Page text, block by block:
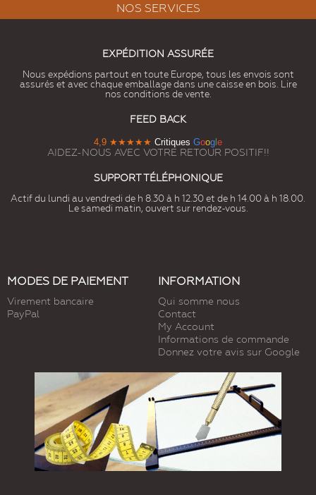
NOS SERVICES
EXPÉDITION ASSURÉE
Nous expédions partout en toute Europe, tous les envois sont
assurés et avec chaque emballage dans une caisse en bois. Lire
nos conditions de vente.
FEED BACK
4,9 ★★★★★ Critiques Goog e
AIDEZ-NOUS AVEC VOTRE RETOUR POSITIF!!
SUPPORT TÉLÉPHONIQUE
Actif du lundi au vendredi de h 8.30 à h 12.30 et de h 14.00 à h 18.00.
Le samedi matin, ouvert sur rendez-vous.
MODES DE PAIEMENT
Virement bancaire
PayPal
INFORMATION
Qui somme nous
Contact
My Account
Informations de commande
Donnez votre avis sur Google